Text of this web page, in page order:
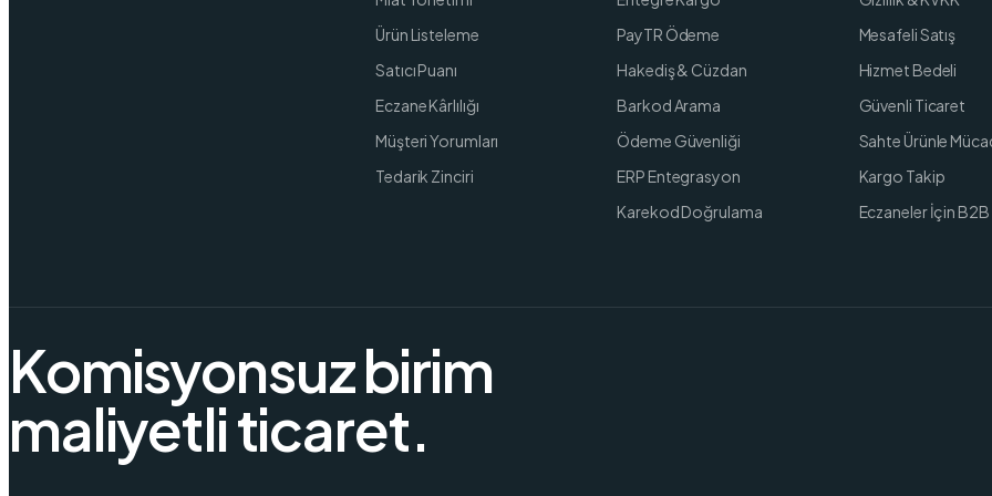
Ürün Listeleme
Satıcı Puanı
Eczane Kârlılığı
Müşteri Yorumları
Tedarik Zinciri
PayTR Ödeme
Hakediş & Cüzdan
Barkod Arama
Ödeme Güvenliği
ERP Entegrasyon
Karekod Doğrulama
Mesafeli Satış
Hizmet Bedeli
Güvenli Ticaret
Sahte Ürünle
Kargo Takip
Eczaneler İçin B2B
Komisyonsuz birim
maliyetli ticaret.